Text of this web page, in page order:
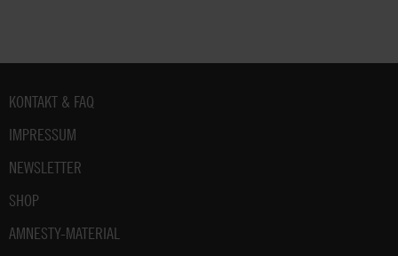
Fußbereich
KONTAKT & FAQ
IMPRESSUM
NEWSLETTER
SHOP
AMNESTY-MATERIAL